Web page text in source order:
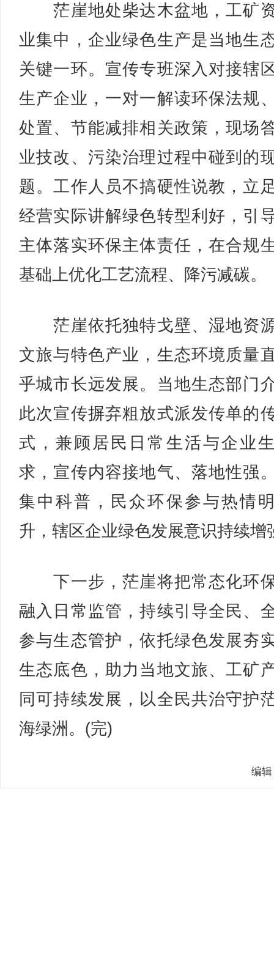
茫崖地处柴达木盆地，工矿
业集中，企业绿色生产是当地生
关键一环。宣传专班深入对接辖
生产企业，一对一解读环保法规
处置、节能减排相关政策，现场
业技改、污染治理过程中碰到的
题。工作人员不搞硬性说教，立
经营实际讲解绿色转型利好，引
主体落实环保主体责任，在合规
基础上优化工艺流程、降污减碳。
茫崖依托独特戈壁、湿地资
文旅与特色产业，生态环境质量
乎城市长远发展。当地生态部门
此次宣传摒弃粗放式派发传单的
式，兼顾居民日常生活与企业
求，宣传内容接地气、落地性强
集中科普，民众环保参与热情
升，辖区企业绿色发展意识持续增
下一步，茫崖将把常态化环
融入日常监管，持续引导全民、
参与生态管护，依托绿色发展夯
生态底色，助力当地文旅、工矿
同可持续发展，以全民共治守护
海绿洲。(完)
编